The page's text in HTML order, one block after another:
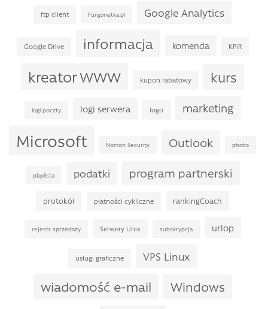
ftp client Furgonetka.pl Google Analytics
Google Drive informacja komenda KPiR
kreator WWW kupon rabatowy kurs
logi poczty logi serwera logo marketing
Microsoft Norton Security Outlook photo
playlista podatki program partnerski
protokół płatności cykliczne rankingCoach
rejestr sprzedaży Serwery Unix subskrypcja urlop
usługi graficzne VPS Linux
wiadomość e-mail Windows